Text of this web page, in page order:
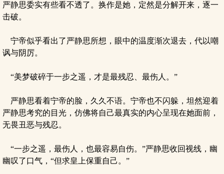
严静思委实有些看不透了。换作是她，定然是分解开来，逐一
击破。
宁帝似乎看出了严静思所想，眼中的温度渐次退去，代以嘲
讽与阴厉。
“美梦破碎于一步之遥，才是最残忍、最伤人。”
严静思看着宁帝的脸，久久不语。宁帝也不闪躲，坦然迎着
严静思考究的目光，仿佛将自己最真实的内心呈现在她面前，
无畏丑恶与残忍。
“一步之遥，最伤人，也最容易自伤。”严静思收回视线，幽
幽叹了口气，“但求皇上保重自己。”